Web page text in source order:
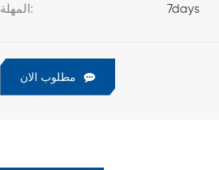
المهلة: 7days
مطلوب الان